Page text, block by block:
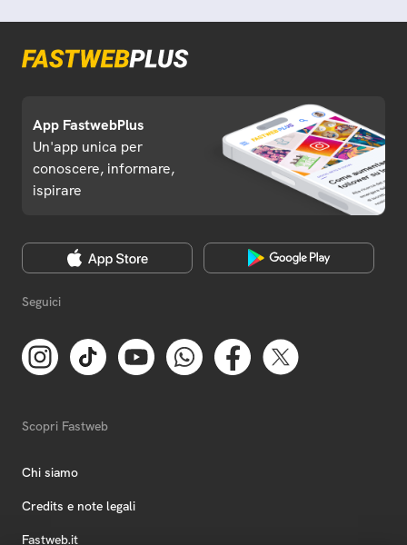
App FastwebPlus
Un'app unica per
conoscere, informare,
ispirare
Seguici
Scopri Fastweb
Chi siamo
Credits e note legali
Fastweb.it